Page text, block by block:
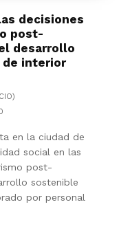
decisiones
post-
desarrollo
interior
en la ciudad de
social en las
post-
sostenible
por personal